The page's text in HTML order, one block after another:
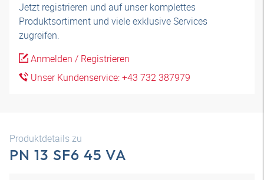
Jetzt registrieren und auf unser komplettes
Produktsortiment und viele exklusive Services
zugreifen.
Anmelden / Registrieren
Unser Kundenservice: +43 732 387979
Produktdetails zu
PN 13 SF6 45 VA